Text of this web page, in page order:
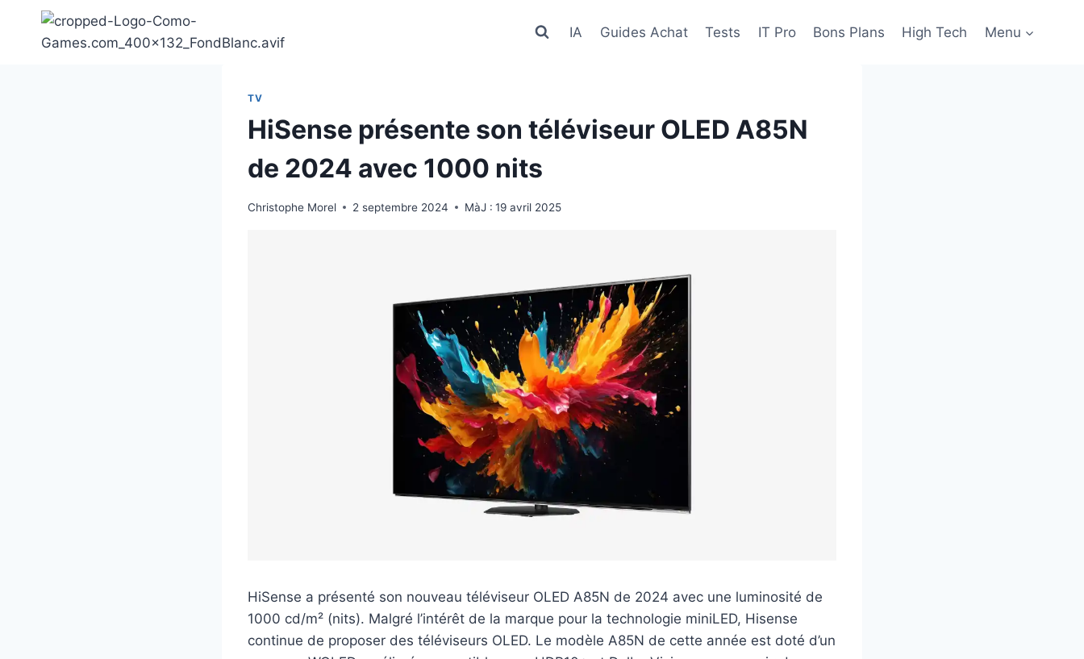
contenu
IA Guides Achat Tests IT Pro Bons Plans High Tech Menu
TV
HiSense présente son téléviseur OLED A85N
de 2024 avec 1000 nits
Christophe Morel 2 septembre 2024 MàJ : 19 avril 2025
HiSense a présenté son nouveau téléviseur OLED A85N de 2024 avec une luminosité de
1000 cd/m² (nits). Malgré l’intérêt de la marque pour la technologie miniLED, Hisense
continue de proposer des téléviseurs OLED. Le modèle A85N de cette année est doté d’un